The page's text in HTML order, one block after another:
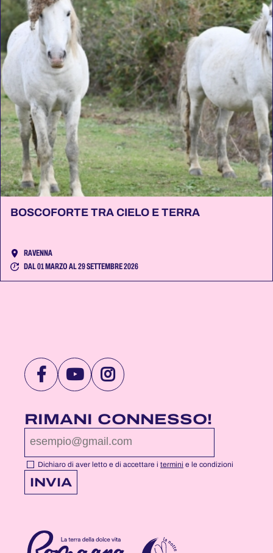
BOSCOFORTE TRA CIELO E TERRA
RAVENNA
DAL 01 MARZO AL 29 SETTEMBRE 2026
VISITA
PAGINA
FACEBOOK
DI
NOTTEROSA
VISITA
PAGINA
YOUTUBE
DI
NOTTEROSA
VISITA
PAGINA
INSTAGRAM
DI
NOTTEROSA
RIMANI CONNESSO!
Dichiaro di aver letto e di accettare i termini e le condizioni
INVIA